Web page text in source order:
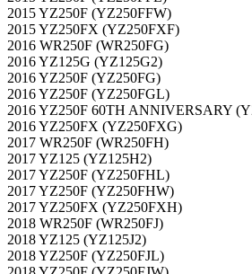
2015 YZ250F (YZ250FFW)
2015 YZ250FX (YZ250FXF)
2016 WR250F (WR250FG)
2016 YZ125G (YZ125G2)
2016 YZ250F (YZ250FG)
2016 YZ250F (YZ250FGL)
2016 YZ250F 60TH ANNIVERSARY
2016 YZ250FX (YZ250FXG)
2017 WR250F (WR250FH)
2017 YZ125 (YZ125H2)
2017 YZ250F (YZ250FHL)
2017 YZ250F (YZ250FHW)
2017 YZ250FX (YZ250FXH)
2018 WR250F (WR250FJ)
2018 YZ125 (YZ125J2)
2018 YZ250F (YZ250FJL)